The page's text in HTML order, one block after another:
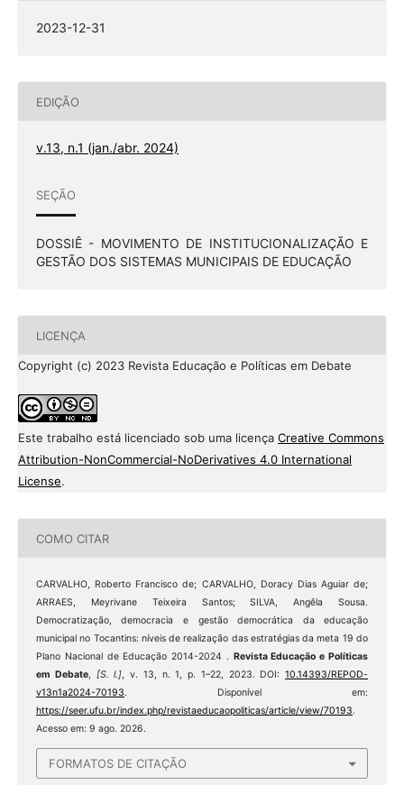
2023-12-31
EDIÇÃO
v.13, n.1 (jan./abr. 2024)
SEÇÃO
DOSSIÊ - MOVIMENTO DE INSTITUCIONALIZAÇÃO E
GESTÃO DOS SISTEMAS MUNICIPAIS DE EDUCAÇÃO
LICENÇA
Copyright (c) 2023 Revista Educação e Políticas em Debate
Este trabalho está licenciado sob uma licença Creative Commons
Attribution-NonCommercial-NoDerivatives 4.0 International
License.
COMO CITAR
CARVALHO, Roberto Francisco de; CARVALHO, Doracy Dias Aguiar de;
ARRAES, Meyrivane Teixeira Santos; SILVA, Angêla Sousa.
Democratização, democracia e gestão democrática da educação
municipal no Tocantins: níveis de realização das estratégias da meta 19 do
Plano Nacional de Educação 2014-2024 . Revista Educação e Políticas
em Debate, [S. l.], v. 13, n. 1, p. 1–22, 2023. DOI:10.14393/REPOD-
v13n1a2024-70193. Disponível em:
https://seer.ufu.br/index.php/revistaeducaopoliticas/article/view/70193.
Acesso em: 9 ago. 2026.
FORMATOS DE CITAÇÃO